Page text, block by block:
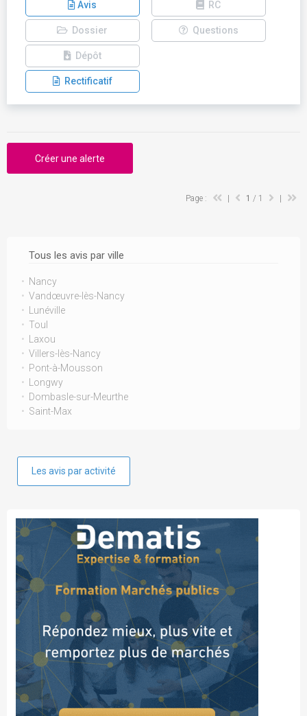
Tous les avis par ville
Nancy
Vandœuvre-lès-Nancy
Lunéville
Toul
Laxou
Villers-lès-Nancy
Pont-à-Mousson
Longwy
Dombasle-sur-Meurthe
Saint-Max
Les avis par activité
Avis RC
Dossier Questions
Dépôt
Rectificatif
Créer une alerte
Page : 1 / 1